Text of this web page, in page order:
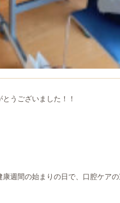
うございました！！
週間の始まりの日で、口腔ケア